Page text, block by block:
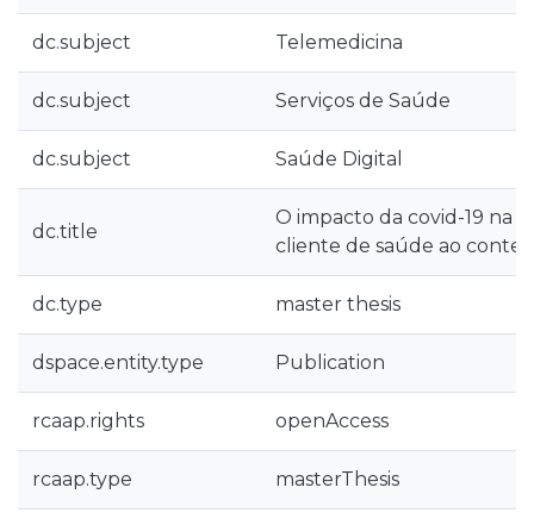
dc.subject Telemedicina
dc.subject Serviços de Saúde
dc.subject Saúde Digital
dc.title
O impacto da covid-19 na
cliente de saúde ao
dc.type master thesis
dspace.entity.type Publication
rcaap.rights openAccess
rcaap.type masterThesis